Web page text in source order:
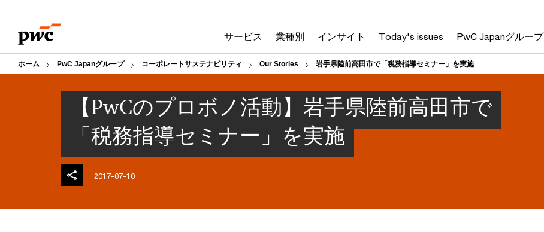
content
footer
サービス 業種別 インサイト Today's issues PwC Japanグループ
ホーム PwC Japanグループ コーポレートサステナビリティ Our Stories 岩手県陸前高田市で「税務指導セミナー」を実施
【PwCのプロボノ活動】岩手県陸前高田市で
「税務指導セミナー」を実施
2017-07-10